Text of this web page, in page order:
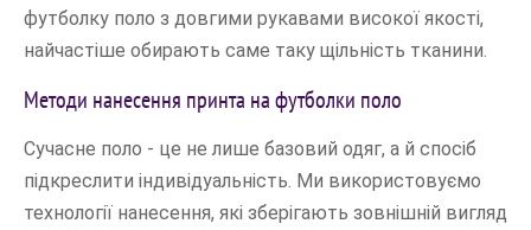
футболку поло з довгими рукавами високої якості,
найчастіше обирають саме таку щільність тканини.
Методи нанесення принта на футболки поло
Сучасне поло - це не лише базовий одяг, а й спосіб
підкреслити індивідуальність. Ми використовуємо
технології нанесення, які зберігають зовнішній вигляд